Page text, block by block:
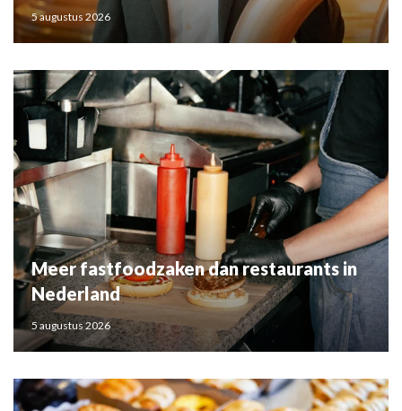
5 augustus 2026
Meer fastfoodzaken dan restaurants in
Nederland
5 augustus 2026